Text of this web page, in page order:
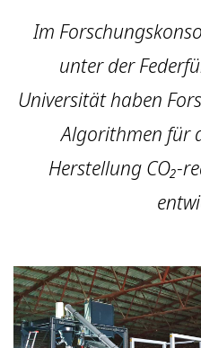
Im
unter der
Universität haben
Algorithmen für
Herstellung CO₂-